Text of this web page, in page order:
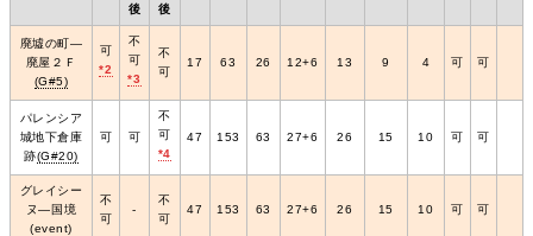
後
後
廃墟の町―
廃屋２Ｆ
(G#5)
可
*2
不
可
*3
不
可
17 63 26 12+6 13 9 4 可 可
パレンシア
城地下倉庫
跡(G#20)
可 可
不
可
*4
47 153 63 27+6 26 15 10 可 可
グレイシー
ヌ―国境
(event)
不
可
‐
不
可
47 153 63 27+6 26 15 10 可 可